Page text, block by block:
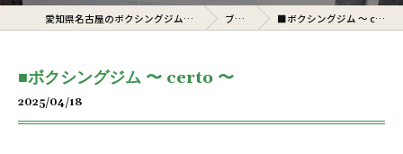
愛知県名古屋のボクシングジムならcerto ブログ ■ボクシングジム 〜 certo 〜
■ボクシングジム 〜 certo 〜
2025/04/18